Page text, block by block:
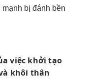
mạnh bị đánh bền
việc khởi tạo
khôi thân